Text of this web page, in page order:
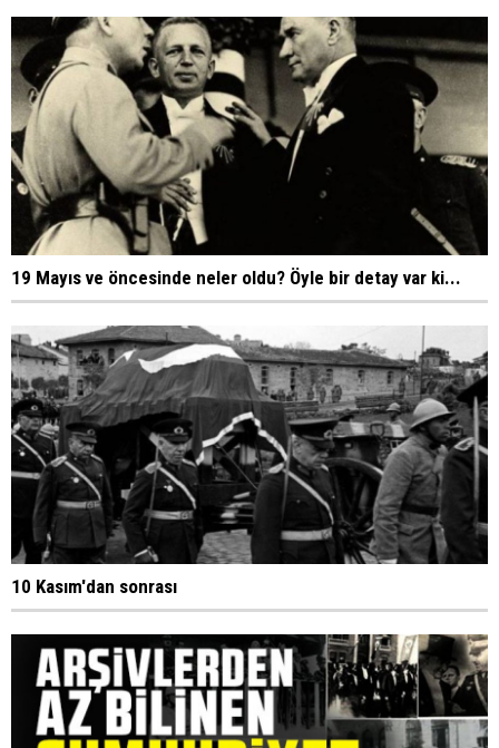
19 Mayıs ve öncesinde neler oldu? Öyle bir detay var ki...
10 Kasım'dan sonrası